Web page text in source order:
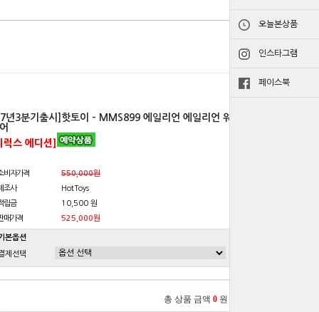
오늘본상품
인스타그램
페이스북
년3분기출시]핫토이 - MMS899 에일리언 에일리언 워
럭스 에디션]
비자가격
550,000원
조사
HotToys
립금
10,500 원
매가격
525,000원
본옵션
제선택
총 상품 금액 0 원